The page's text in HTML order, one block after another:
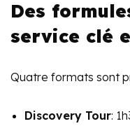
Des
service clé
Quatre formats sont
Discovery Tour: